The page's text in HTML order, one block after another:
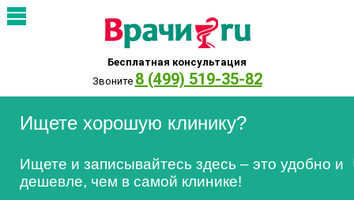
Бесплатная консультация
Звоните 8 (499) 519-35-82
Ищете хорошую клинику?
Ищете и записывайтесь здесь – это удобно и
дешевле, чем в самой клинике!